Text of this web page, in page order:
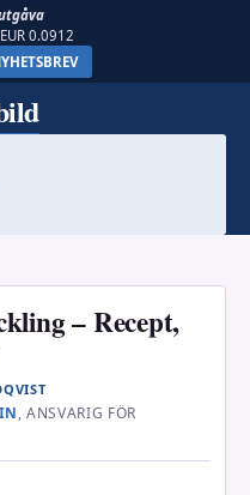
0.0912
– Recept,
, ANSVARIG FÖR